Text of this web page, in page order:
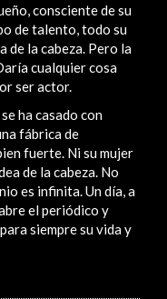
consciente de su
de talento, todo su
la cabeza. Pero la
cualquier cosa
ser actor.
ha casado con
fábrica de
fuerte. Ni su mujer
de la cabeza. No
es infinita. Un día, a
el periódico y
siempre su vida y